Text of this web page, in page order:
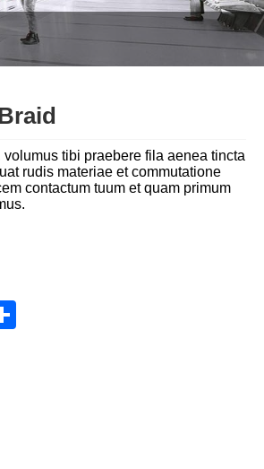
한국어
tibi praebere fila aenea tincta
rudis materiae et commutatione
contactum tuum et quam primum
Share